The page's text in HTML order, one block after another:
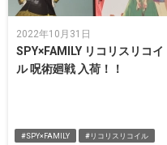
2022年10月31日
SPY×FAMILY リコリスリコイ
ル 呪術廻戦 入荷！！
#SPY×FAMILY #リコリスリコイル